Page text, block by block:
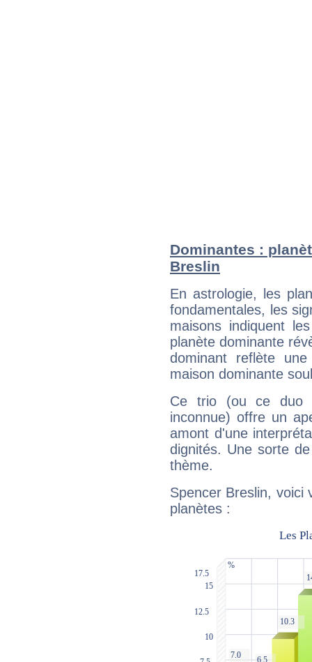
Dominantes :
Breslin
En astrologie, les
fondamentales, les
maisons indiquent
planète dominante
dominant reflète
maison dominante
Ce trio (ou ce duo
inconnue) offre un
amont d'une
dignités. Une sorte
thème.
Spencer Breslin, voici
planètes :